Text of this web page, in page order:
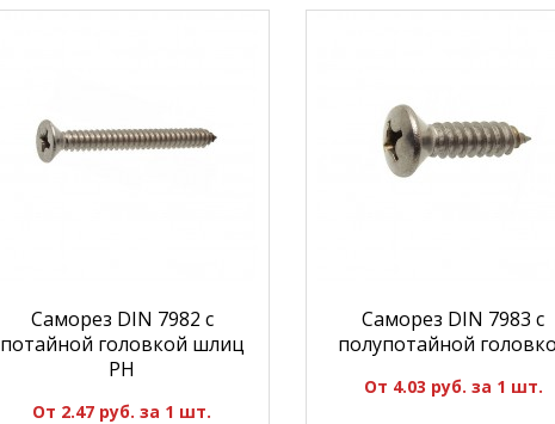
Саморез DIN 7982 с
потайной головкой шлиц
PH
От 2.47 руб. за 1 шт.
Саморез DIN 7983 с
полупотайной
От 4.03 руб. за 1 шт.